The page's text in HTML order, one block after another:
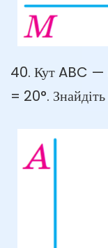
40. Кут ABC
= 20°.